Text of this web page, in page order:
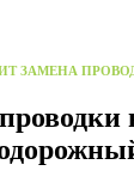
ЗАМЕНА